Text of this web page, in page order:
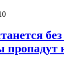
пропадут